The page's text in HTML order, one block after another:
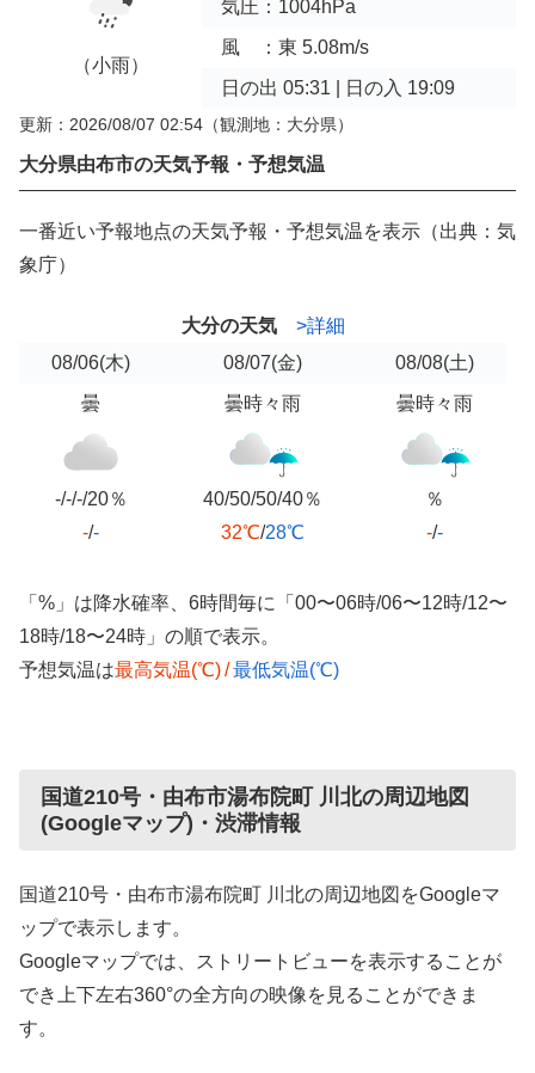
（小雨）
気圧：1004hPa
風 ：東 5.08m/s
日の出 05:31 | 日の入 19:09
更新：2026/08/07 02:54 （観測地：大分県）
大分県由布市の天気予報・予想気温
一番近い予報地点の天気予報・予想気温を表示（出典：気
象庁）
大分の天気
>詳細
08/06(木) 08/07(金) 08/08(土)
曇
-/-/-/20％
-/-
曇時々雨
40/50/50/40％
32℃/28℃
曇時々雨
％
-/-
「%」は降水確率、6時間毎に「00〜06時/06〜12時/12〜
18時/18〜24時」の順で表示。
予想気温は最高気温(℃)/最低気温(℃)
国道210号・由布市湯布院町 川北の周辺地図
(Googleマップ)・渋滞情報
国道210号・由布市湯布院町 川北の周辺地図をGoogleマ
ップで表示します。
Googleマップでは、ストリートビューを表示することが
でき上下左右360°の全方向の映像を見ることができま
す。